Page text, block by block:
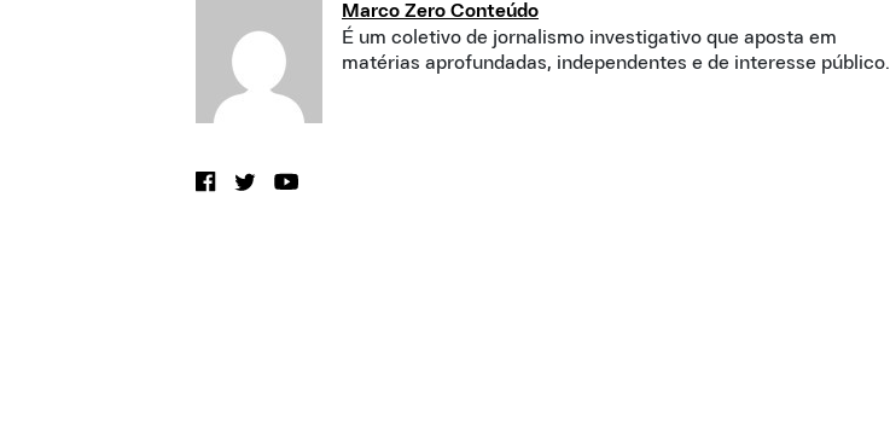
Marco Zero Conteúdo
É um coletivo de jornalismo investigativo que aposta em
matérias aprofundadas, independentes e de interesse público.